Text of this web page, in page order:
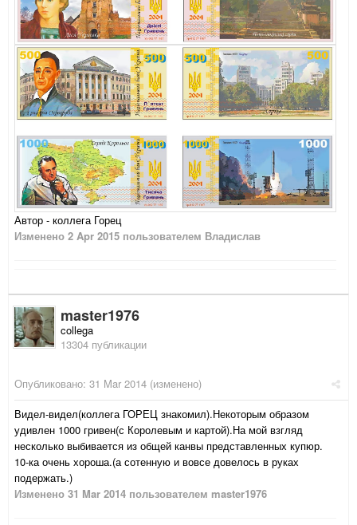
Автор - коллега Горец
Изменено 2 Apr 2015 пользователем Владислав
master1976
collega
13304 публикации
Опубликовано: 31 Mar 2014 (изменено)
Видел-видел(коллега ГОРЕЦ знакомил).Некоторым образом
удивлен 1000 гривен(с Королевым и картой).На мой взгляд
несколько выбивается из общей канвы представленных купюр.
10-ка очень хороша.(а сотенную и вовсе довелось в руках
подержать.)
Изменено 31 Mar 2014 пользователем master1976